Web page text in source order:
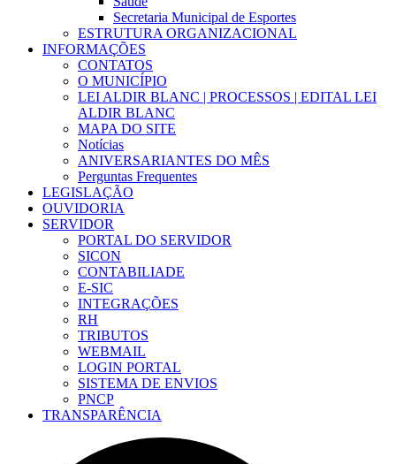
Secretaria Municipal de Esportes
ESTRUTURA ORGANIZACIONAL
INFORMAÇÕES
CONTATOS
O MUNICÍPIO
LEI ALDIR BLANC | PROCESSOS | EDITAL LEI
ALDIR BLANC
MAPA DO SITE
Notícias
ANIVERSARIANTES DO MÊS
Perguntas Frequentes
LEGISLAÇÃO
OUVIDORIA
SERVIDOR
PORTAL DO SERVIDOR
SICON
CONTABILIADE
E-SIC
INTEGRAÇÕES
RH
TRIBUTOS
WEBMAIL
LOGIN PORTAL
SISTEMA DE ENVIOS
PNCP
TRANSPARÊNCIA